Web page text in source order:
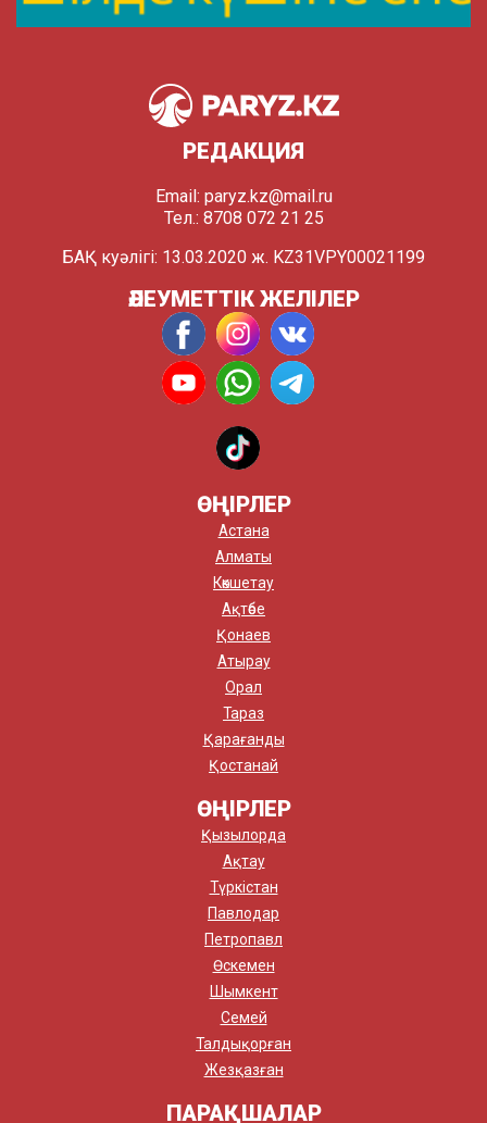
РЕДАКЦИЯ
Email: paryz.kz@mail.ru
Тел.: 8708 072 21 25
БАҚ куәлігі: 13.03.2020 ж. KZ31VPY00021199
ӘЛЕУМЕТТІК ЖЕЛІЛЕР
ӨҢІРЛЕР
Астана
Алматы
Көкшетау
Ақтөбе
Қонаев
Атырау
Орал
Тараз
Қарағанды
Қостанай
ӨҢІРЛЕР
Қызылорда
Ақтау
Түркістан
Павлодар
Петропавл
Өскемен
Шымкент
Семей
Талдықорған
Жезқазған
ПАРАҚШАЛАР